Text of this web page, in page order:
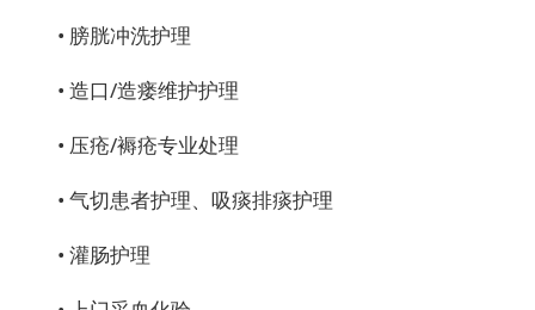
• 膀胱冲洗护理
• 造口/造瘘维护护理
• 压疮/褥疮专业处理
• 气切患者护理、吸痰排痰护理
• 灌肠护理